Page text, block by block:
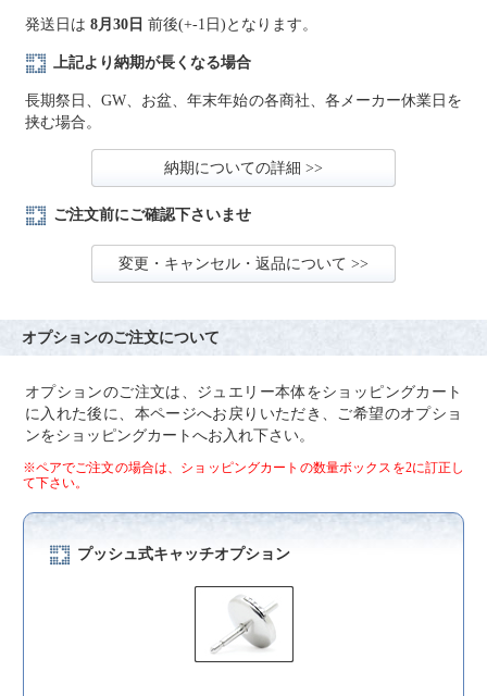
発送日は 8月30日 前後(+-1日)となります。
上記より納期が長くなる場合
長期祭日、GW、お盆、年末年始の各商社、各メーカー休業日を
挟む場合。
納期についての詳細 >>
ご注文前にご確認下さいませ
変更・キャンセル・返品について >>
オプションのご注文について
オプションのご注文は、ジュエリー本体をショッピングカート
に入れた後に、本ページへお戻りいただき、ご希望のオプショ
ンをショッピングカートへお入れ下さい。
※ペアでご注文の場合は、ショッピングカートの数量ボックスを2に訂正し
て下さい。
プッシュ式キャッチオプション